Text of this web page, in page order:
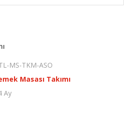
MS-TKM-ASO
Masası Takımı
Ay